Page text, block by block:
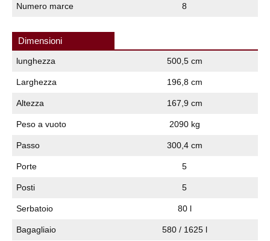
Numero marce 8
Dimensioni
lunghezza 500,5 cm
Larghezza 196,8 cm
Altezza 167,9 cm
Peso a vuoto 2090 kg
Passo 300,4 cm
Porte 5
Posti 5
Serbatoio 80 l
Bagagliaio 580 / 1625 l